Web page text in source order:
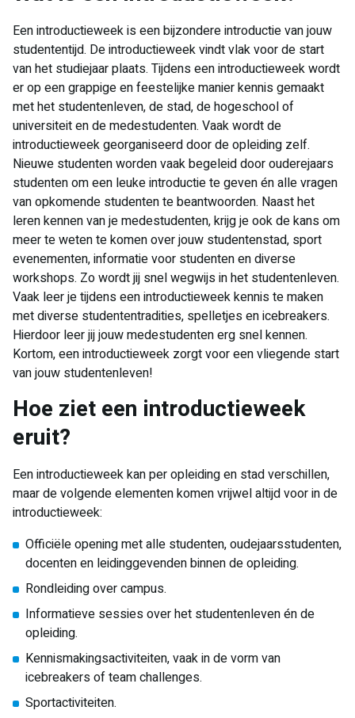
Een introductieweek is een bijzondere introductie van jouw
studententijd. De introductieweek vindt vlak voor de start
van het studiejaar plaats. Tijdens een introductieweek wordt
er op een grappige en feestelijke manier kennis gemaakt
met het studentenleven, de stad, de hogeschool of
universiteit en de medestudenten. Vaak wordt de
introductieweek georganiseerd door de opleiding zelf.
Nieuwe studenten worden vaak begeleid door ouderejaars
studenten om een leuke introductie te geven én alle vragen
van opkomende studenten te beantwoorden. Naast het
leren kennen van je medestudenten, krijg je ook de kans om
meer te weten te komen over jouw studentenstad, sport
evenementen, informatie voor studenten en diverse
workshops. Zo wordt jij snel wegwijs in het studentenleven.
Vaak leer je tijdens een introductieweek kennis te maken
met diverse studententradities, spelletjes en icebreakers.
Hierdoor leer jij jouw medestudenten erg snel kennen.
Kortom, een introductieweek zorgt voor een vliegende start
van jouw studentenleven!
Hoe ziet een introductieweek
eruit?
Een introductieweek kan per opleiding en stad verschillen,
maar de volgende elementen komen vrijwel altijd voor in de
introductieweek:
Officiële opening met alle studenten, oudejaarsstudenten,
docenten en leidinggevenden binnen de opleiding.
Rondleiding over campus.
Informatieve sessies over het studentenleven én de
opleiding.
Kennismakingsactiviteiten, vaak in de vorm van
icebreakers of team challenges.
Sportactiviteiten.